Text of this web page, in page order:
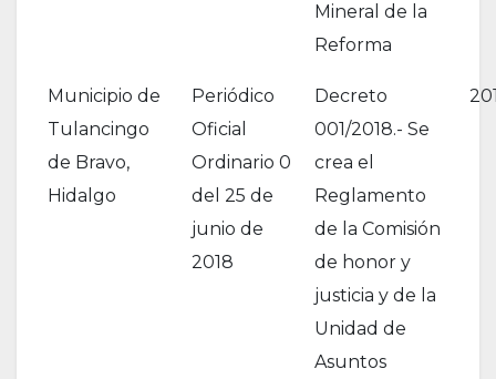
Mineral de la
Reforma
Municipio de
Tulancingo
de Bravo,
Hidalgo
Periódico
Oficial
Ordinario 0
del 25 de
junio de
2018
Decreto
001/2018.- Se
crea el
Reglamento
de la Comisión
de honor y
justicia y de la
Unidad de
Asuntos